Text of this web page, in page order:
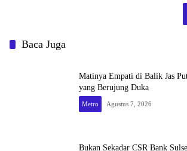
Baca Juga
Matinya Empati di Balik Jas
yang Berujung Duka
Metro Agustus 7, 2026
Bukan Sekadar CSR Bank